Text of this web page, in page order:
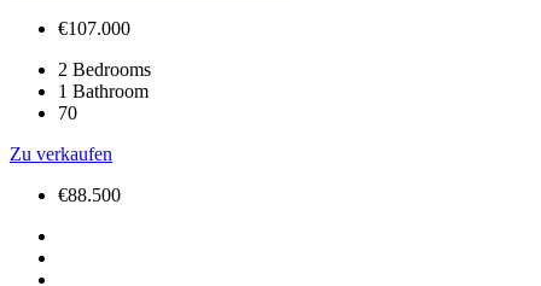
€107.000
2 Bedrooms
1 Bathroom
70
Zu verkaufen
€88.500